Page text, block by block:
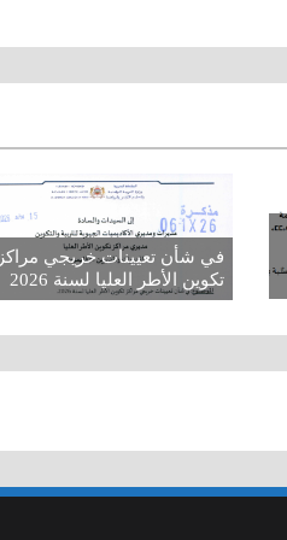
في شأن تعيينات خريجي مراكز
تكوين الأطر العليا لسنة 2026